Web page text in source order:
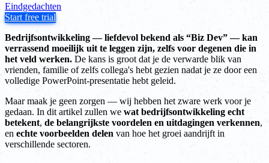
Eindgedachten
Start free trial
Bedrijfsontwikkeling — liefdevol bekend als “Biz Dev” — kan
verrassend moeilijk uit te leggen zijn, zelfs voor degenen die in
het veld werken. De kans is groot dat je de verwarde blik van
vrienden, familie of zelfs collega's hebt gezien nadat je ze door een
volledige PowerPoint-presentatie hebt geleid.
Maar maak je geen zorgen — wij hebben het zware werk voor je
gedaan. In dit artikel zullen we wat bedrijfsontwikkeling echt
betekent, de belangrijkste voordelen en uitdagingen verkennen,
en echte voorbeelden delen van hoe het groei aandrijft in
verschillende sectoren.